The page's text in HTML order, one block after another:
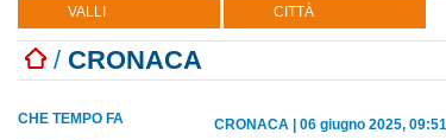
VALLI CITTÀ
/ CRONACA
CHE TEMPO FA CRONACA 06 giugno 2025, 09:51